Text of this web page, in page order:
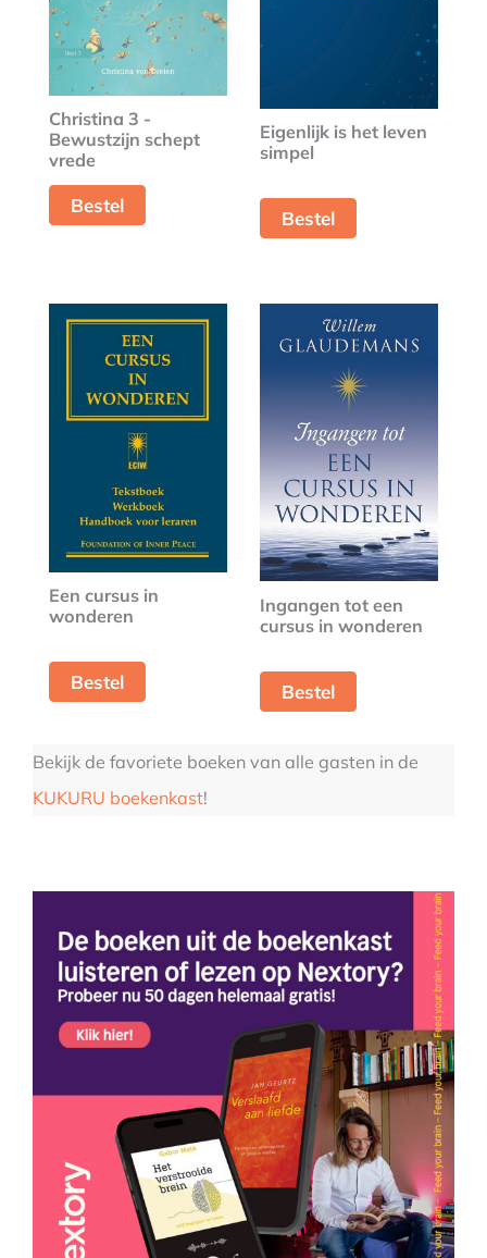
Christina 3 -
Bewustzijn schept
vrede
Bestel
Eigenlijk is het leven
simpel
Bestel
Een cursus in
wonderen
Bestel
Ingangen tot een
cursus in wonderen
Bestel
Bekijk de favoriete boeken van alle gasten in de
KUKURU boekenkast!